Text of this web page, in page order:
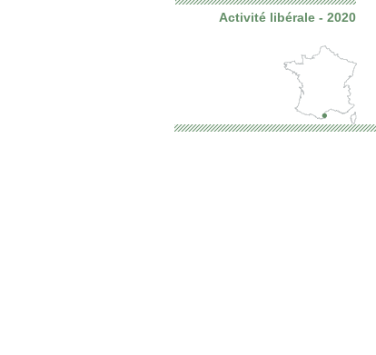
Activité libérale - 2020